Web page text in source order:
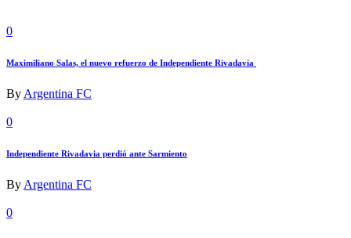
0
Maximiliano Salas, el nuevo refuerzo de Independiente Rivadavia
By Argentina FC
0
Independiente Rivadavia perdió ante Sarmiento
By Argentina FC
0